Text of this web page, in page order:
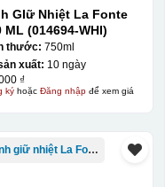
tuy nhiên đòi hỏi
phí setup ban đầu
GIữ Nhiệt La Fonte
750 ML (014694-WHI)
thước: 750ml
xuất: 10 ngày
₫
kýhoặc Đăng nhậpđể xem giá
Bình giữ nhiệt La Fonte